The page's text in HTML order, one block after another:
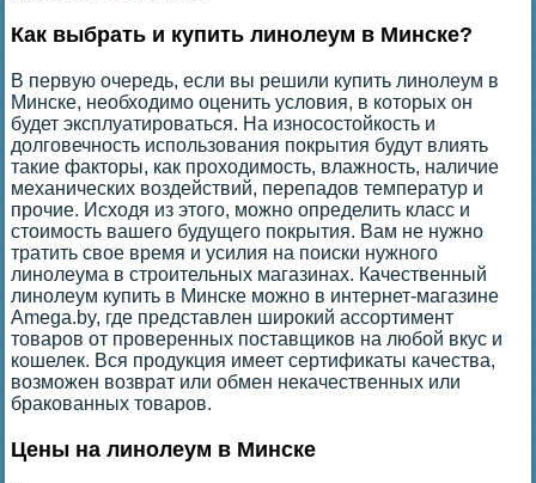
Как выбрать и купить линолеум в Минске?
В первую очередь, если вы решили купить линолеум в
Минске, необходимо оценить условия, в которых он
будет эксплуатироваться. На износостойкость и
долговечность использования покрытия будут влиять
такие факторы, как проходимость, влажность, наличие
механических воздействий, перепадов температур и
прочие. Исходя из этого, можно определить класс и
стоимость вашего будущего покрытия. Вам не нужно
тратить свое время и усилия на поиски нужного
линолеума в строительных магазинах. Качественный
линолеум купить в Минске можно в интернет-магазине
Amega.by, где представлен широкий ассортимент
товаров от проверенных поставщиков на любой вкус и
кошелек. Вся продукция имеет сертификаты качества,
возможен возврат или обмен некачественных или
бракованных товаров.
Цены на линолеум в Минске